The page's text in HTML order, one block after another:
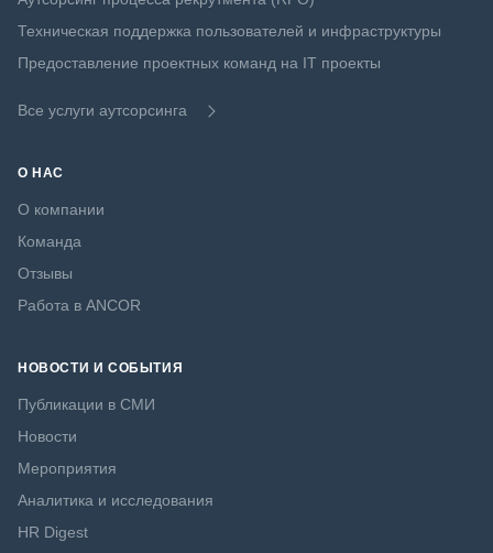
Техническая поддержка пользователей и инфраструктуры
Предоставление проектных команд на IT проекты
Все услуги аутсорсинга
О НАС
О компании
Команда
Отзывы
Работа в ANCOR
НОВОСТИ И СОБЫТИЯ
Публикации в СМИ
Новости
Мероприятия
Аналитика и исследования
HR Digest